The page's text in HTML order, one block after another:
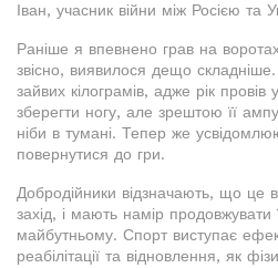
Іван, учасник війни між Росією та
Раніше я впевнено грав на
звісно, виявилося дещо
зайвих кілограмів, адже рік провів
зберегти ногу, але зрештою її
ніби в тумані. Тепер же
повернутися до гри.
Добродійники відзначають, що це
захід, і мають намір продовжувати
майбутньому. Спорт виступає
реабілітації та відновлення, як